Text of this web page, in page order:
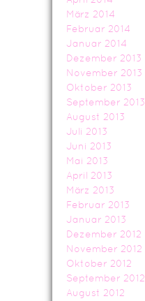
März 2014
Februar 2014
Januar 2014
Dezember 2013
November 2013
Oktober 2013
September 2013
August 2013
Juli 2013
Juni 2013
Mai 2013
April 2013
März 2013
Februar 2013
Januar 2013
Dezember 2012
November 2012
Oktober 2012
September 2012
August 2012